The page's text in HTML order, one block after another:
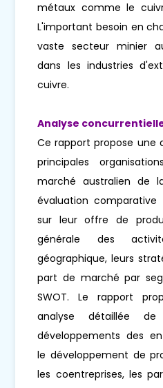
métaux comme le
L'important besoin en
vaste secteur minier
dans les industries
cuivre.
Analyse
Ce rapport propose une
principales
marché australien de
évaluation comparative
sur leur offre de
générale des
géographique, leurs
part de marché par
SWOT. Le rapport
analyse détaillée
développements des
le développement de
les coentreprises, les